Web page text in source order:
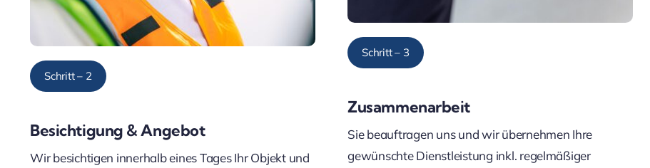
Schritt – 2
Besichtigung & Angebot
Wir besichtigen innerhalb eines Tages Ihr Objekt und
Schritt – 3
Zusammenarbeit
Sie beauftragen uns und wir übernehmen Ihre
gewünschte Dienstleistung inkl. regelmäßiger